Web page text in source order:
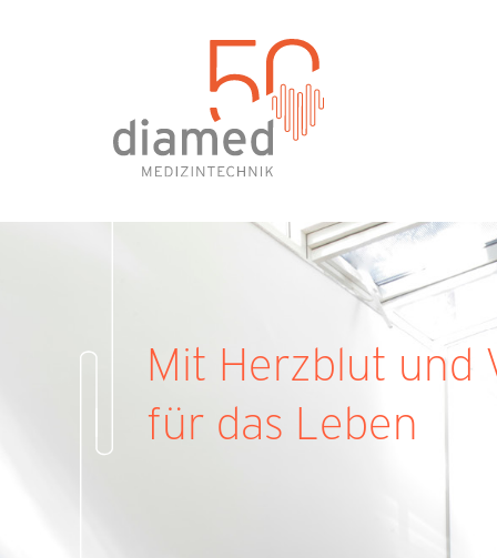
Mit Herzblut und
für das Leben